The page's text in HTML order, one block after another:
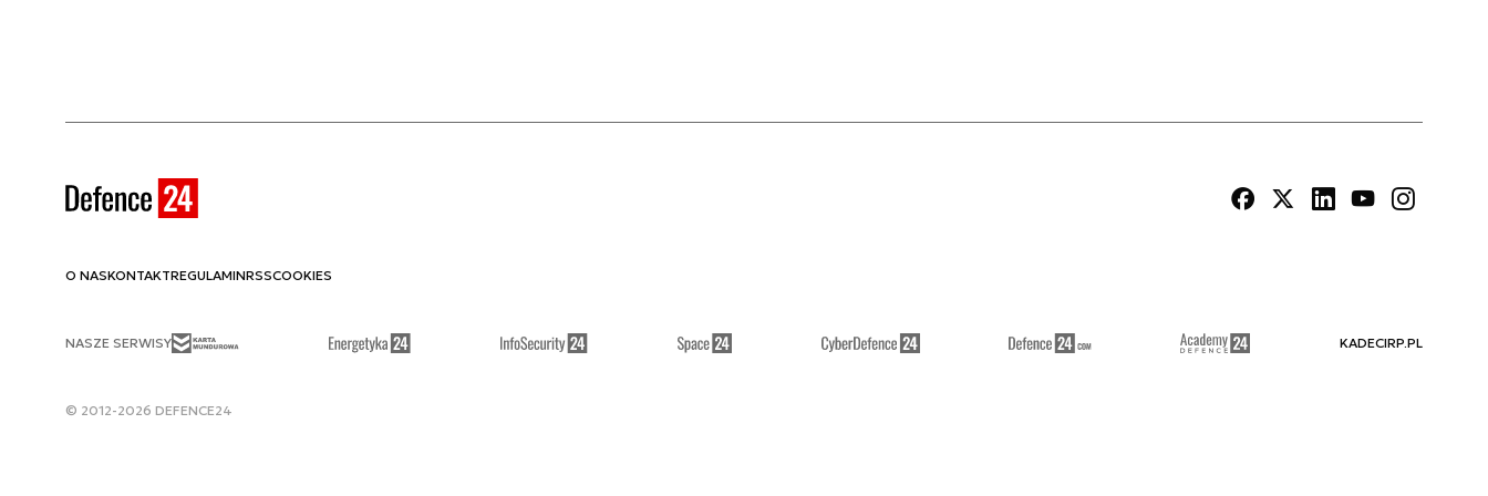
O NASKONTAKTREGULAMINRSSCOOKIES
NASZE SERWISY KADECIRP.PL
© 2012-2026 DEFENCE24